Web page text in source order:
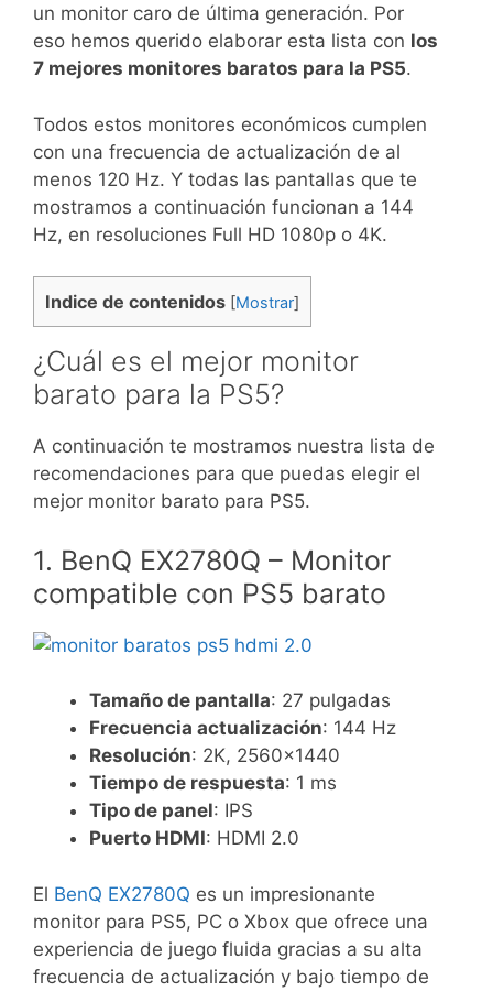
un monitor caro de última generación. Por
eso hemos querido elaborar esta lista con los
7 mejores monitores baratos para la PS5.
Todos estos monitores económicos cumplen
con una frecuencia de actualización de al
menos 120 Hz. Y todas las pantallas que te
mostramos a continuación funcionan a 144
Hz, en resoluciones Full HD 1080p o 4K.
Indice de contenidos [Mostrar]
¿Cuál es el mejor monitor
barato para la PS5?
A continuación te mostramos nuestra lista de
recomendaciones para que puedas elegir el
mejor monitor barato para PS5.
1. BenQ EX2780Q – Monitor
compatible con PS5 barato
Tamaño de pantalla: 27 pulgadas
Frecuencia actualización: 144 Hz
Resolución: 2K, 2560×1440
Tiempo de respuesta: 1 ms
Tipo de panel: IPS
Puerto HDMI: HDMI 2.0
El BenQ EX2780Q es un impresionante
monitor para PS5, PC o Xbox que ofrece una
experiencia de juego fluida gracias a su alta
frecuencia de actualización y bajo tiempo de